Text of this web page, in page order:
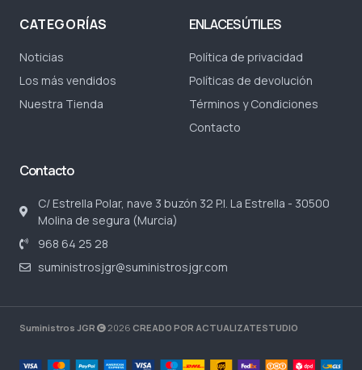
CATEGORÍAS
Noticias
Los más vendidos
Nuestra Tienda
ENLACES ÚTILES
Política de privacidad
Políticas de devolución
Términos y Condiciones
Contacto
Contacto
C/ Estrella Polar, nave 3 buzón 32 P.I. La Estrella - 30500
Molina de segura (Murcia)
968 64 25 28
suministrosjgr@suministrosjgr.com
Suministros JGR 2026 CREADO POR ACTUALIZATESTUDIO